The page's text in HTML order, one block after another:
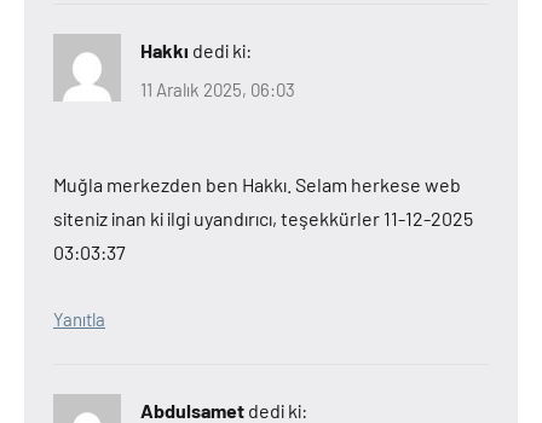
Hakkı dedi ki:
11 Aralık 2025, 06:03
Muğla merkezden ben Hakkı. Selam herkese web
siteniz inan ki ilgi uyandırıcı, teşekkürler 11-12-2025
03:03:37
Yanıtla
Abdulsamet dedi ki: